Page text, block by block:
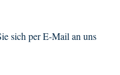
sich per E-Mail an uns